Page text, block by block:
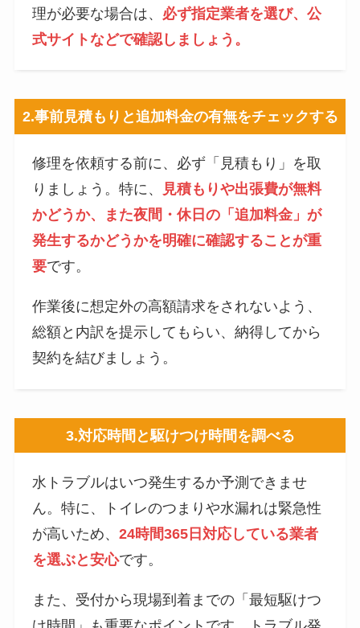
理が必要な場合は、 必ず指定業者を選び、公
式サイトなどで確認しましょう。
2.事前見積もりと追加料金の有無をチェックする
修理を依頼する前に、必ず「見積もり」を取
りましょう。特に、
見積もりや出張費が無料
かどうか、また夜間・休日の「追加料金」が
発生するかどうかを明確に確認することが重
要です。
作業後に想定外の高額請求をされないよう、
総額と内訳を提示してもらい、納得してから
契約を結びましょう。
3.対応時間と駆けつけ時間を調べる
水トラブルはいつ発生するか予測できませ
ん。特に、トイレのつまりや水漏れは緊急性
が高いため、24時間365日対応している業者
を選ぶと安心です。
また、受付から現場到着までの「最短駆けつ